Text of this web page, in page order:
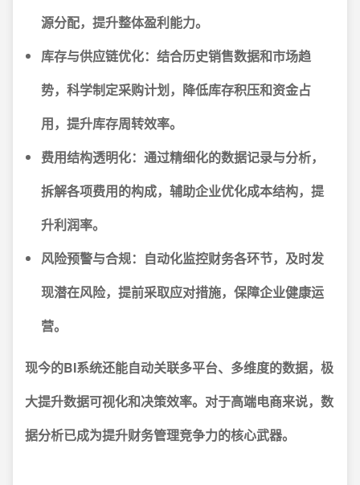
源分配，提升整体盈利能力。
库存与供应链优化： 结合历史销售数据和市场趋
势，科学制定采购计划，降低库存积压和资金占
用，提升库存周转效率。
费用结构透明化： 通过精细化的数据记录与分析，
拆解各项费用的构成，辅助企业优化成本结构，提
升利润率。
风险预警与合规： 自动化监控财务各环节，及时发
现潜在风险，提前采取应对措施，保障企业健康运
营。
现今的BI系统还能自动关联多平台、多维度的数据，极
大提升数据可视化和决策效率。对于高端电商来说，数
据分析已成为提升财务管理竞争力的核心武器。